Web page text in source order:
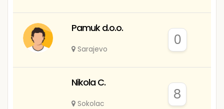
Pamuk d.o.o.
Sarajevo
0
Nikola C.
Sokolac
8